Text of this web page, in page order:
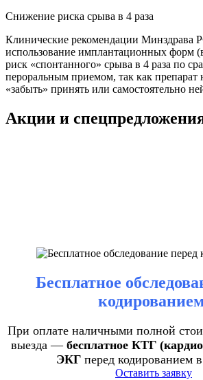
Снижение риска срыва в 4 раза
Клинические рекомендации Минздрава
использование имплантационных форм
риск «спонтанного» срыва в 4 раза по
пероральным приемом, так как препарат
«забыть» принять или самостоятельно
Акции и
Бесплатное
При оплате наличными полной
выезда — бесплатное КТГ
ЭКГперед кодированием
Оставить заявку